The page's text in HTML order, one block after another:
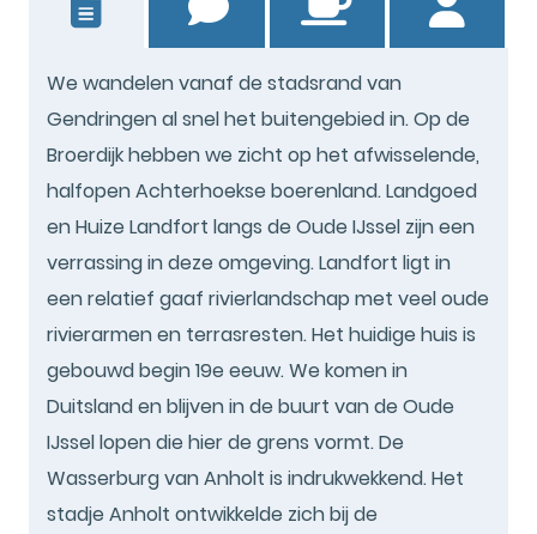
We wandelen vanaf de stadsrand van
Gendringen al snel het buitengebied in. Op de
Broerdijk hebben we zicht op het afwisselende,
halfopen Achterhoekse boerenland. Landgoed
en Huize Landfort langs de Oude IJssel zijn een
verrassing in deze omgeving. Landfort ligt in
een relatief gaaf rivierlandschap met veel oude
rivierarmen en terrasresten. Het huidige huis is
gebouwd begin 19e eeuw. We komen in
Duitsland en blijven in de buurt van de Oude
IJssel lopen die hier de grens vormt. De
Wasserburg van Anholt is indrukwekkend. Het
stadje Anholt ontwikkelde zich bij de